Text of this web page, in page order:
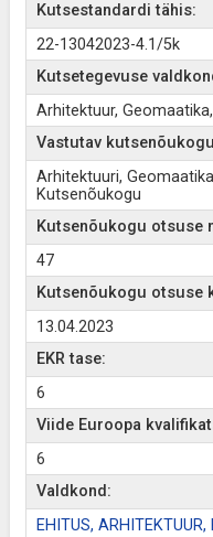
Kutsestandardi tähis:
22-13042023-4.1/5k
Kutsetegevuse
Arhitektuur,
Vastutav
Arhitektuuri,
Kutsenõukogu
Kutsenõukogu otsuse
47
Kutsenõukogu otsuse
13.04.2023
EKR tase:
6
Viide Euroopa
6
Valdkond:
EHITUS,